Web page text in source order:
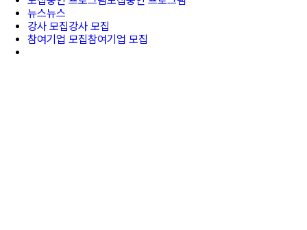
뉴스뉴스
강사 모집강사 모집
참여기업 모집참여기업 모집